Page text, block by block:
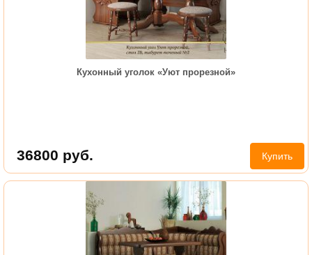
Кухонный уголок «Уют прорезной»
36800 руб. Купить